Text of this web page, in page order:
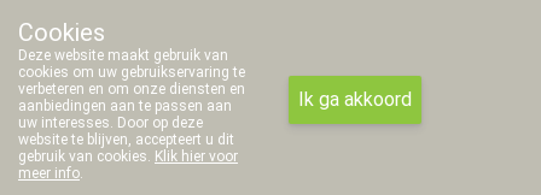
011/42 97 45
Cookies
Deze website maakt gebruik van
cookies om uw gebruikservaring te
verbeteren en om onze diensten en
aanbiedingen aan te passen aan
uw interesses. Door op deze
website te blijven, accepteert u dit
gebruik van cookies. Klik hier voor
meer info.
Ik ga akkoord